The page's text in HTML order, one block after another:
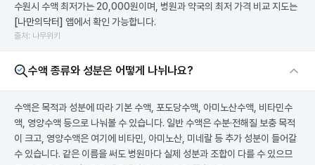
수원시 수액 최저가는 20,000원이며, 병원과 약국의 최저 가격 비교 지도는
[나만의닥터] 앱에서 확인 가능합니다.
출처: 나무위키
수액 종류와 성분은 어떻게 나뉘나요?
수액은 목적과 성분에 따라 기본 수액, 포도당수액, 아미노산수액, 비타민수
액, 영양수액 등으로 나눠볼 수 있습니다. 일반 수액은 수분·전해질 보충 목적
이 크고, 영양수액은 여기에 비타민, 아미노산, 미네랄 등 추가 성분이 들어갈
수 있습니다. 같은 이름을 써도 병원마다 실제 성분과 조합이 다를 수 있으므